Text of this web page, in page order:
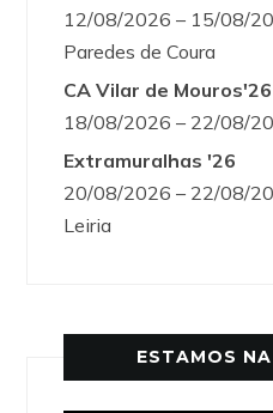
12/08/2026 – 15/08/
Paredes de Coura
CA Vilar de Mouros'26
18/08/2026 – 22/08/
Extramuralhas '26
20/08/2026 – 22/08/
Leiria
ESTAMOS